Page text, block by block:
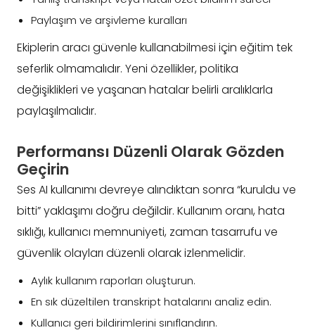
Paylaşım ve arşivleme kuralları
Ekiplerin aracı güvenle kullanabilmesi için eğitim tek
seferlik olmamalıdır. Yeni özellikler, politika
değişiklikleri ve yaşanan hatalar belirli aralıklarla
paylaşılmalıdır.
Performansı Düzenli Olarak Gözden
Geçirin
Ses AI kullanımı devreye alındıktan sonra “kuruldu ve
bitti” yaklaşımı doğru değildir. Kullanım oranı, hata
sıklığı, kullanıcı memnuniyeti, zaman tasarrufu ve
güvenlik olayları düzenli olarak izlenmelidir.
Aylık kullanım raporları oluşturun.
En sık düzeltilen transkript hatalarını analiz edin.
Kullanıcı geri bildirimlerini sınıflandırın.